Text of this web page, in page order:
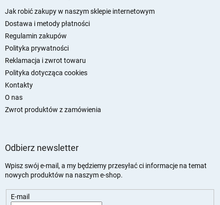
Jak robić zakupy w naszym sklepie internetowym
Dostawa i metody płatności
Regulamin zakupów
Polityka prywatności
Reklamacja i zwrot towaru
Polityka dotycząca cookies
Kontakty
O nas
Zwrot produktów z zamówienia
Odbierz newsletter
Wpisz swój e-mail, a my będziemy przesyłać ci informacje na temat
nowych produktów na naszym e-shop.
E-mail